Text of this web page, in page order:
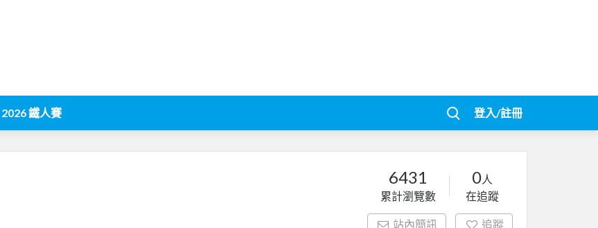
2026 鐵人賽 登入/註冊
6431
累計瀏覽數
0人
在追蹤
站內簡訊 追蹤